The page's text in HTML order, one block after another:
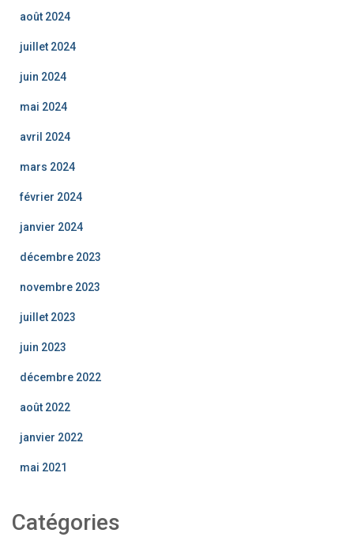
août 2024
juillet 2024
juin 2024
mai 2024
avril 2024
mars 2024
février 2024
janvier 2024
décembre 2023
novembre 2023
juillet 2023
juin 2023
décembre 2022
août 2022
janvier 2022
mai 2021
Catégories